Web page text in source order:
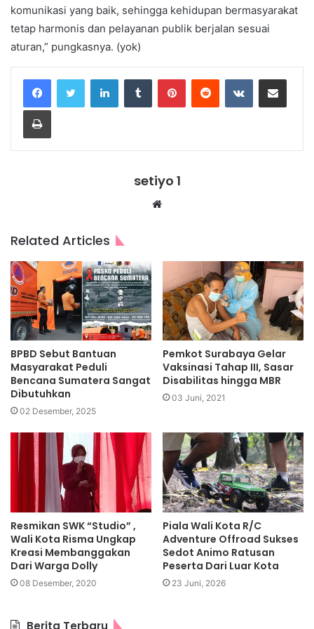
komunikasi yang baik, sehingga kehidupan bermasyarakat
tetap harmonis dan pelayanan publik berjalan sesuai
aturan,” pungkasnya. (yok)
LinkedInTumblr PinterestReddit VKontakteShare via Email
Print
setiyo 1
Website
Related Articles
BPBD Sebut Bantuan
Masyarakat Peduli
Bencana Sumatera Sangat
Dibutuhkan
02 Desember, 2025
Pemkot Surabaya Gelar
Vaksinasi Tahap III, Sasar
Disabilitas hingga MBR
03 Juni, 2021
Resmikan SWK “Studio” ,
Wali Kota Risma Ungkap
Kreasi Membanggakan
Dari Warga Dolly
08 Desember, 2020
Piala Wali Kota R/C
Adventure Offroad Sukses
Sedot Animo Ratusan
Peserta Dari Luar Kota
23 Juni, 2026
Berita Terbaru